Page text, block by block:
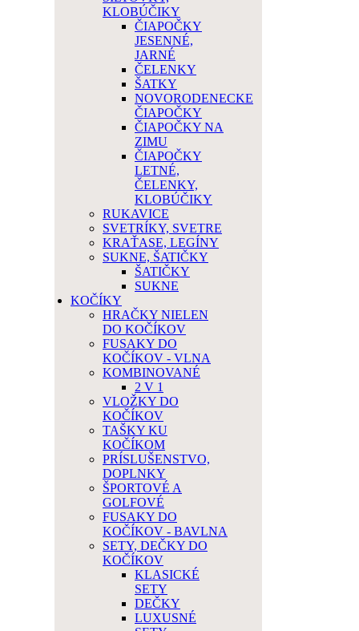
KLOBÚČIKY
ČIAPOČKY
JESENNÉ,
JARNÉ
ČELENKY
ŠATKY
NOVORODENECKE
ČIAPOČKY
ČIAPOČKY NA
ZIMU
ČIAPOČKY
LETNÉ,
ČELENKY,
KLOBÚČIKY
RUKAVICE
SVETRÍKY, SVETRE
KRAŤASE, LEGÍNY
SUKNE, ŠATIČKY
ŠATIČKY
SUKNE
KOČÍKY
HRAČKY NIELEN
DO KOČÍKOV
FUSAKY DO
KOČÍKOV - VLNA
KOMBINOVANÉ
2 V 1
VLOŽKY DO
KOČÍKOV
TAŠKY KU
KOČÍKOM
PRÍSLUŠENSTVO,
DOPLNKY
ŠPORTOVÉ A
GOLFOVÉ
FUSAKY DO
KOČÍKOV - BAVLNA
SETY, DEČKY DO
KOČÍKOV
KLASICKÉ
SETY
DEČKY
LUXUSNÉ